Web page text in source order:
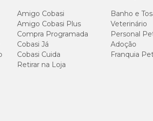
Amigo Cobasi
Amigo Cobasi Plus
Compra Programada
Cobasi Já
Cobasi Cuida
Retirar na Loja
Banho e
Veterinário
Personal
Adoção
Franquia